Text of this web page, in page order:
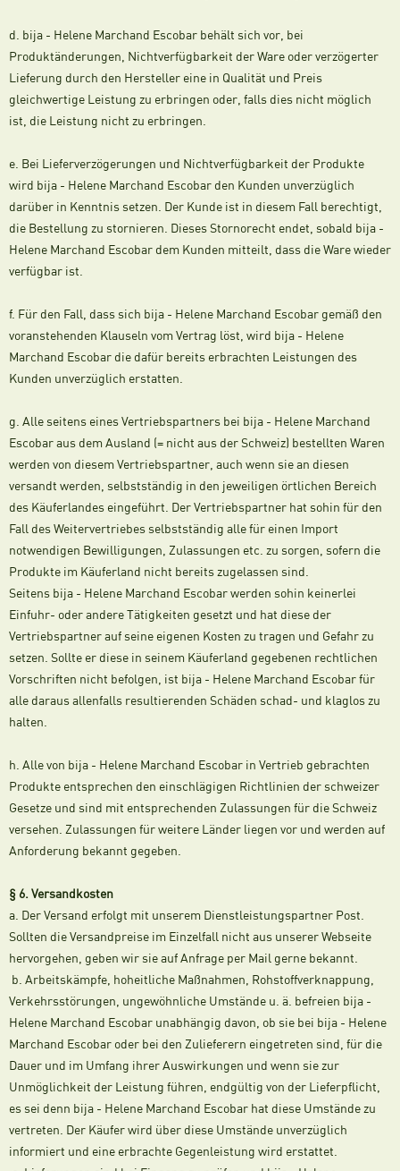
d. bija - Helene Marchand Escobar behält sich vor, bei
Produktänderungen, Nichtverfügbarkeit der Ware oder verzögerter
Lieferung durch den Hersteller eine in Qualität und Preis
gleichwertige Leistung zu erbringen oder, falls dies nicht möglich
ist, die Leistung nicht zu erbringen.
e. Bei Lieferverzögerungen und Nichtverfügbarkeit der Produkte
wird bija - Helene Marchand Escobar den Kunden unverzüglich
darüber in Kenntnis setzen. Der Kunde ist in diesem Fall berechtigt,
die Bestellung zu stornieren. Dieses Stornorecht endet, sobald bija -
Helene Marchand Escobar dem Kunden mitteilt, dass die Ware wieder
verfügbar ist.
f. Für den Fall, dass sich bija - Helene Marchand Escobar gemäß den
voranstehenden Klauseln vom Vertrag löst, wird bija - Helene
Marchand Escobar die dafür bereits erbrachten Leistungen des
Kunden unverzüglich erstatten.
g. Alle seitens eines Vertriebspartners bei bija - Helene Marchand
Escobar aus dem Ausland (= nicht aus der Schweiz) bestellten Waren
werden von diesem Vertriebspartner, auch wenn sie an diesen
versandt werden, selbstständig in den jeweiligen örtlichen Bereich
des Käuferlandes eingeführt. Der Vertriebspartner hat sohin für den
Fall des Weitervertriebes selbstständig alle für einen Import
notwendigen Bewilligungen, Zulassungen etc. zu sorgen, sofern die
Produkte im Käuferland nicht bereits zugelassen sind.
Seitens bija - Helene Marchand Escobar werden sohin keinerlei
Einfuhr- oder andere Tätigkeiten gesetzt und hat diese der
Vertriebspartner auf seine eigenen Kosten zu tragen und Gefahr zu
setzen. Sollte er diese in seinem Käuferland gegebenen rechtlichen
Vorschriften nicht befolgen, ist bija - Helene Marchand Escobar für
alle daraus allenfalls resultierenden Schäden schad- und klaglos zu
halten.
h. Alle von bija - Helene Marchand Escobar in Vertrieb gebrachten
Produkte entsprechen den einschlägigen Richtlinien der schweizer
Gesetze und sind mit entsprechenden Zulassungen für die Schweiz
versehen. Zulassungen für weitere Länder liegen vor und werden auf
Anforderung bekannt gegeben.
§ 6. Versandkosten
a. Der Versand erfolgt mit unserem Dienstleistungspartner Post.
Sollten die Versandpreise im Einzelfall nicht aus unserer Webseite
hervorgehen, geben wir sie auf Anfrage per Mail gerne bekannt.
b. Arbeitskämpfe, hoheitliche Maßnahmen, Rohstoffverknappung,
Verkehrsstörungen, ungewöhnliche Umstände u. ä. befreien bija -
Helene Marchand Escobar unabhängig davon, ob sie bei bija - Helene
Marchand Escobar oder bei den Zulieferern eingetreten sind, für die
Dauer und im Umfang ihrer Auswirkungen und wenn sie zur
Unmöglichkeit der Leistung führen, endgültig von der Lieferpflicht,
es sei denn bija - Helene Marchand Escobar hat diese Umstände zu
vertreten. Der Käufer wird über diese Umstände unverzüglich
informiert und eine erbrachte Gegenleistung wird erstattet.